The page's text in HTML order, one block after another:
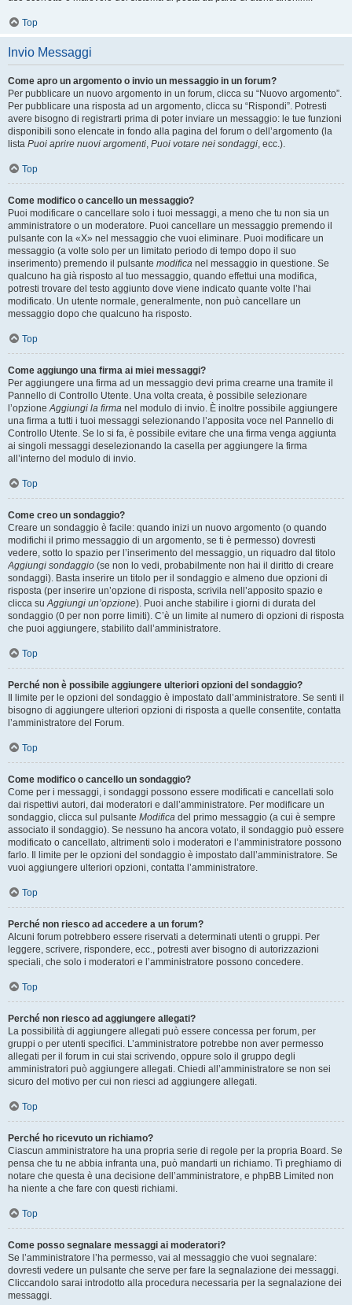
Top
Invio Messaggi
Come apro un argomento o invio un messaggio in un forum?
Per pubblicare un nuovo argomento in un forum, clicca su “Nuovo argomento”.
Per pubblicare una risposta ad un argomento, clicca su “Rispondi”. Potresti
avere bisogno di registrarti prima di poter inviare un messaggio: le tue funzioni
disponibili sono elencate in fondo alla pagina del forum o dell’argomento (la
lista Puoi aprire nuovi argomenti, Puoi votare nei sondaggi, ecc.).
Top
Come modifico o cancello un messaggio?
Puoi modificare o cancellare solo i tuoi messaggi, a meno che tu non sia un
amministratore o un moderatore. Puoi cancellare un messaggio premendo il
pulsante con la «X» nel messaggio che vuoi eliminare. Puoi modificare un
messaggio (a volte solo per un limitato periodo di tempo dopo il suo
inserimento) premendo il pulsante modifica nel messaggio in questione. Se
qualcuno ha già risposto al tuo messaggio, quando effettui una modifica,
potresti trovare del testo aggiunto dove viene indicato quante volte l’hai
modificato. Un utente normale, generalmente, non può cancellare un
messaggio dopo che qualcuno ha risposto.
Top
Come aggiungo una firma ai miei messaggi?
Per aggiungere una firma ad un messaggio devi prima crearne una tramite il
Pannello di Controllo Utente. Una volta creata, è possibile selezionare
l’opzioneAggiungi la firma nel modulo di invio. È inoltre possibile aggiungere
una firma a tutti i tuoi messaggi selezionando l’apposita voce nel Pannello di
Controllo Utente. Se lo si fa, è possibile evitare che una firma venga aggiunta
ai singoli messaggi deselezionando la casella per aggiungere la firma
all’interno del modulo di invio.
Top
Come creo un sondaggio?
Creare un sondaggio è facile: quando inizi un nuovo argomento (o quando
modifichi il primo messaggio di un argomento, se ti è permesso) dovresti
vedere, sotto lo spazio per l’inserimento del messaggio, un riquadro dal titolo
Aggiungi sondaggio (se non lo vedi, probabilmente non hai il diritto di creare
sondaggi). Basta inserire un titolo per il sondaggio e almeno due opzioni di
risposta (per inserire un’opzione di risposta, scrivila nell’apposito spazio e
clicca suAggiungi un’opzione). Puoi anche stabilire i giorni di durata del
sondaggio (0 per non porre limiti). C’è un limite al numero di opzioni di risposta
che puoi aggiungere, stabilito dall’amministratore.
Top
Perché non è possibile aggiungere ulteriori opzioni del sondaggio?
Il limite per le opzioni del sondaggio è impostato dall’amministratore. Se senti il
bisogno di aggiungere ulteriori opzioni di risposta a quelle consentite, contatta
l’amministratore del Forum.
Top
Come modifico o cancello un sondaggio?
Come per i messaggi, i sondaggi possono essere modificati e cancellati solo
dai rispettivi autori, dai moderatori e dall’amministratore. Per modificare un
sondaggio, clicca sul pulsante Modifica del primo messaggio (a cui è sempre
associato il sondaggio). Se nessuno ha ancora votato, il sondaggio può essere
modificato o cancellato, altrimenti solo i moderatori e l’amministratore possono
farlo. Il limite per le opzioni del sondaggio è impostato dall’amministratore. Se
vuoi aggiungere ulteriori opzioni, contatta l’amministratore.
Top
Perché non riesco ad accedere a un forum?
Alcuni forum potrebbero essere riservati a determinati utenti o gruppi. Per
leggere, scrivere, rispondere, ecc., potresti aver bisogno di autorizzazioni
speciali, che solo i moderatori e l’amministratore possono concedere.
Top
Perché non riesco ad aggiungere allegati?
La possibilità di aggiungere allegati può essere concessa per forum, per
gruppi o per utenti specifici. L’amministratore potrebbe non aver permesso
allegati per il forum in cui stai scrivendo, oppure solo il gruppo degli
amministratori può aggiungere allegati. Chiedi all’amministratore se non sei
sicuro del motivo per cui non riesci ad aggiungere allegati.
Top
Perché ho ricevuto un richiamo?
Ciascun amministratore ha una propria serie di regole per la propria Board. Se
pensa che tu ne abbia infranta una, può mandarti un richiamo. Ti preghiamo di
notare che questa è una decisione dell’amministratore, e phpBB Limited non
ha niente a che fare con questi richiami.
Top
Come posso segnalare messaggi ai moderatori?
Se l’amministratore l’ha permesso, vai al messaggio che vuoi segnalare:
dovresti vedere un pulsante che serve per fare la segnalazione dei messaggi.
Cliccandolo sarai introdotto alla procedura necessaria per la segnalazione dei
messaggi.